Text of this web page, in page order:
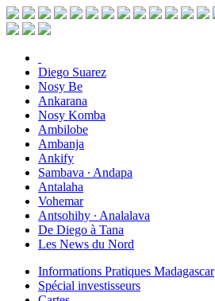
Diego Suarez
Nosy Be
Ankarana
Nosy Komba
Ambilobe
Ambanja
Ankify
Sambava ∙ Andapa
Antalaha
Vohemar
Antsohihy ∙ Analalava
De Diego à Tana
Les News du Nord
Informations Pratiques Madagascar
Spécial investisseurs